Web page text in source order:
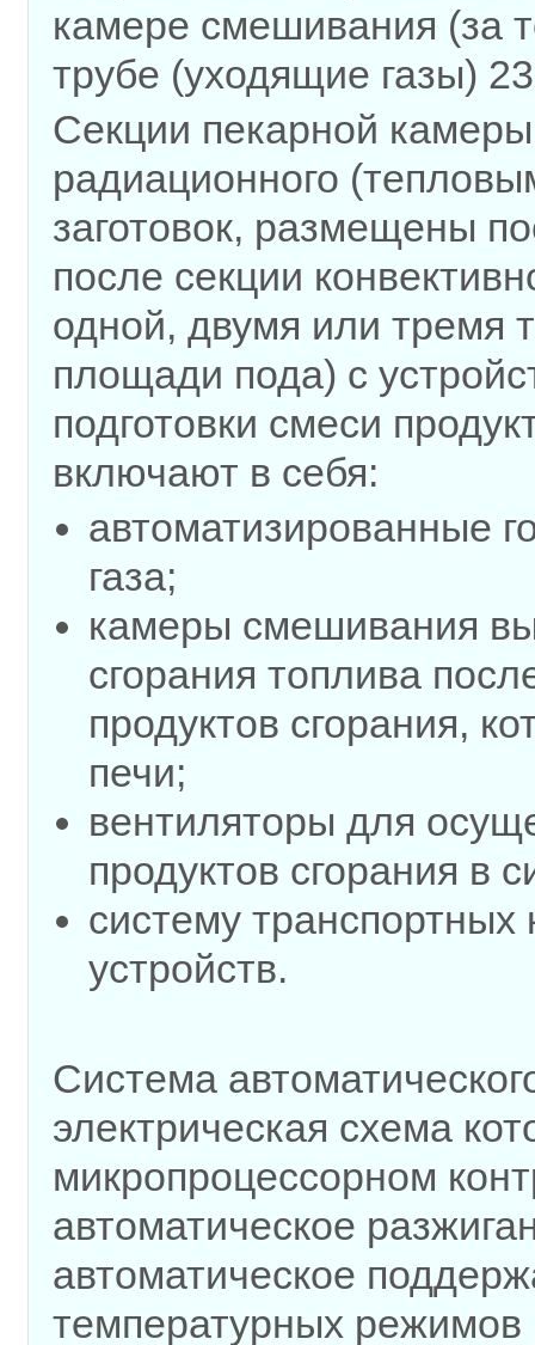
камере смешивания (за
трубе (уходящие газы)
Секции пекарной
радиационного
заготовок, размещены
после секции
одной, двумя или тремя
площади пода) с
подготовки смеси
включают в себя:
автоматизированные
газа;
камеры смешивания
сгорания топлива
продуктов сгорания,
печи;
вентиляторы для
продуктов сгорания в
систему
устройств.
Система
электрическая схема
микропроцессорном
автоматическое
автоматическое
температурных режимов